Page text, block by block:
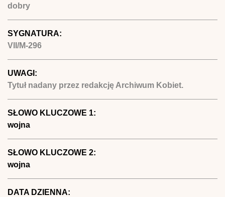
dobry
SYGNATURA:
VII/M-296
UWAGI:
Tytuł nadany przez redakcję Archiwum Kobiet.
SŁOWO KLUCZOWE 1:
wojna
SŁOWO KLUCZOWE 2:
wojna
DATA DZIENNA: